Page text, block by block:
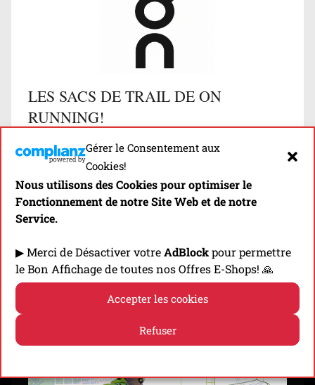
Gérer le Consentement aux
Cookies!
Nous utilisons des Cookies pour optimiser le
Fonctionnement de notre Site Web et de notre
Service.
▶ Merci de Désactiver votreAdBlockpour permettre
le Bon Affichage de toutes nos Offres E-Shops! 🙏
Accepter les cookies
Refuser
LES SACS DE TRAIL DE ON
RUNNING!
Comparatif des Sacs de Trail On Running
classés par Usages & Caractéristiques…
Découvrir
⬇️ -10% EN CLIQUANT SUR LA BANNIÈRE! ⬇️